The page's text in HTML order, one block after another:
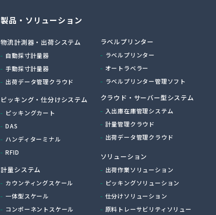
製品・ソリューション
物流計測器・出荷システム
自動採寸計量器
手動採寸計量器
出荷データ管理クラウド
ピッキング・仕分けシステム
ピッキングカート
DAS
ハンディターミナル
RFID
計量システム
カウンティングスケール
一体型スケール
コンポーネントスケール
ラベルプリンター
ラベルプリンター
オートラベラー
ラベルプリンター管理ソフト
クラウド・サーバー型システム
入出庫在庫管理システム
計量管理クラウド
出荷データ管理クラウド
ソリューション
出荷作業ソリューション
ピッキングソリューション
仕分けソリューション
原料トレーサビリティソリュー